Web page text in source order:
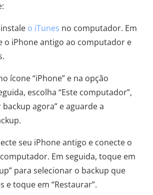
o iTunes no computador. Em
o iPhone antigo ao computador e
ícone “iPhone” e na opção
escolha “Este computador”,
agora” e aguarde a
seu iPhone antigo e conecte o
Em seguida, toque em
para selecionar o backup que
e toque em “Restaurar”.